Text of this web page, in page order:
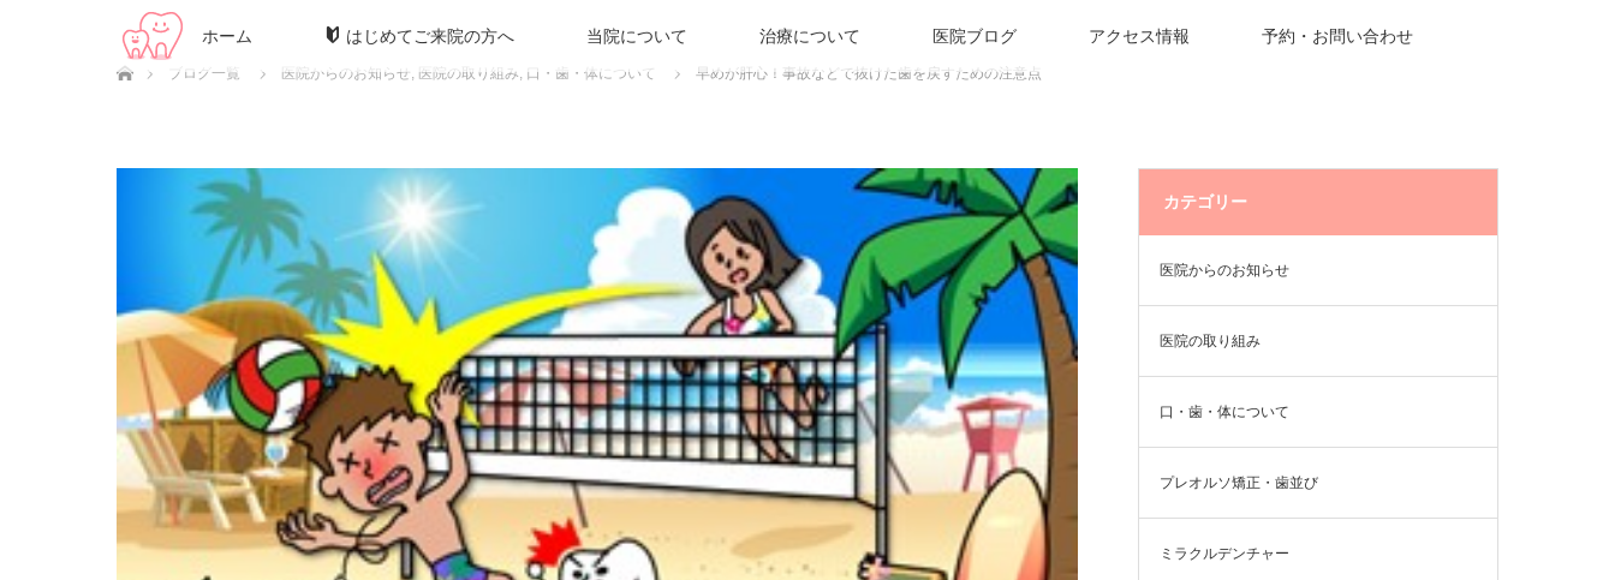
ホーム はじめてご来院の方へ 当院について 治療について 医院ブログ アクセス情報 予約・お問い合わせ
ホーム
ブログ一覧
医院からのお知らせ, 医院の取り組み, 口・歯・体について 早めが肝心！事故などで抜けた歯を戻すための注意点
カテゴリー
医院からのお知らせ
医院の取り組み
口・歯・体について
プレオルソ矯正・歯並び
ミラクルデンチャー